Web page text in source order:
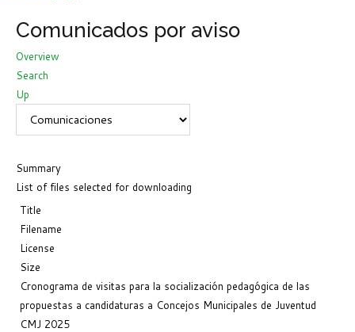
Comunicados por aviso
Overview
Search
Up
Summary
List of files selected for downloading
Title
Filename
License
Size
Cronograma de visitas para la socialización pedagógica de las
propuestas a candidaturas a Concejos Municipales de Juventud
CMJ 2025